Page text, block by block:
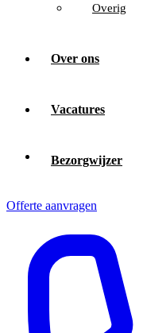
Overig
Over ons
Vacatures
Bezorgwijzer
Offerte aanvragen